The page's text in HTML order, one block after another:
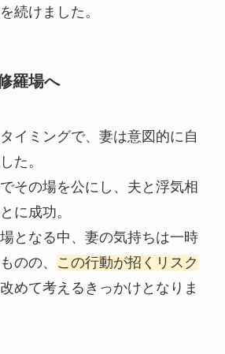
続けました。
羅場へ
イミングで、妻は意図的に自
た。
その場を公にし、夫と浮気相
に成功。
となる中、妻の気持ちは一時
のの、
この行動が招くリスク
めて考えるきっかけとなりま